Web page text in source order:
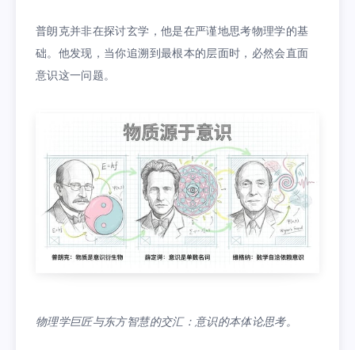
普朗克并非在探讨玄学，他是在严谨地思考物理学的基
础。他发现，当你追溯到最根本的层面时，必然会直面
意识这一问题。
物理学巨匠与东方智慧的交汇：意识的本体论思考。